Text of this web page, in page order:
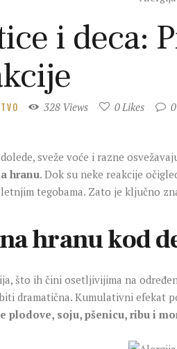
i deca:
328 Views 0Likes 0
sveže voće i razne
hranu. Dok su neke reakcije
tegobama. Zato je ključno
hranu kod
što ih čini osetljivijima na
dramatična. Kumulativni efekat
plodove, soju, pšenicu, ribu i